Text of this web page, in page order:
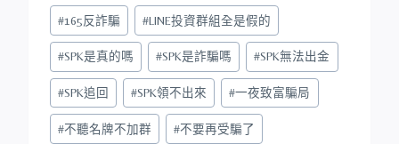
Post
Tags:
#165反詐騙 #LINE投資群組全是假的
#SPK是真的嗎 #SPK是詐騙嗎 #SPK無法出金
#SPK追回 #SPK領不出來 #一夜致富騙局
#不聽名牌不加群 #不要再受騙了